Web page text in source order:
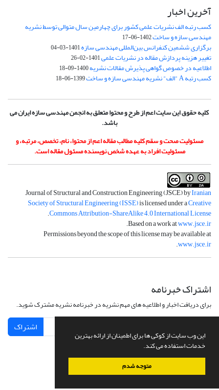
این وب سایت از کوکی ها برای اطمینان از ارائه بهترین
خدمات استفاده می کند.
متوجه شدم
آخرین اخبار
کسب رتبه الف نشریات علمی کشور برای چهارمین سال متوالی توسط نشریه
مهندسی سازه و ساخت1402-06-17
برگزاری ششمین کنفرانس بین‌المللی مهندسی سازه1401-03-04
تغییر هزینه پردازش مقاله در نشریات علمی1401-02-26
اطلاعیه در خصوص گواهی پذیرش مقالات نشریه1400-09-18
کسب رتبه A "الف" نشریه مهندسی سازه و ساخت 1399-06-18
کلیه حقوق این سایت اعم از طرح و محتوا متعلق به انجمن مهندسی سازه ایران می
باشد.
مسئولیت صحت و سقم کلیه مطالب مقاله اعم از محتوا، نام، تخصص، مرتبه، و
مسئولیت افراد به عهده شخص نویسنده مسئول مقاله است.
Journal of Structural and Construction Engineering (JSCE) byIranian
Society of Structural Engineering (ISSE)is licensed under aCreative
Commons Attribution-ShareAlike 4.0 International License
.
Based on a work atwww.jsce.ir
.
Permissions beyond the scope of this license may be available at
www.jsce.ir
.
اشتراک خبرنامه
برای دریافت اخبار و اطلاعیه های مهم نشریه در خبرنامه نشریه مشترک شوید.
اشتراک
سامانه مدیریت نشریات علمی.طراحی و پیاده سازی ازسیناوب